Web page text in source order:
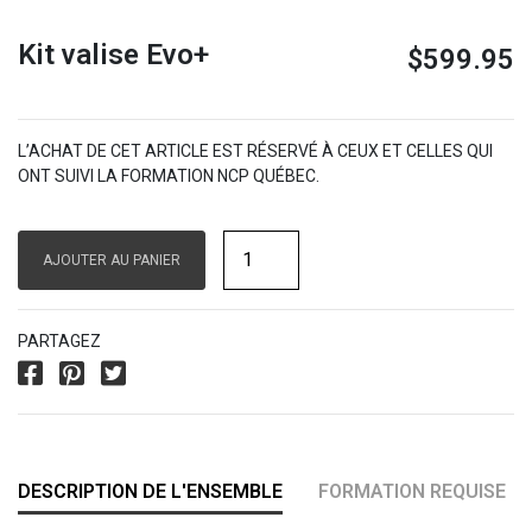
Kit valise Evo+ $599.95
L’ACHAT DE CET ARTICLE EST RÉSERVÉ À CEUX ET CELLES QUI
ONT SUIVI LA FORMATION NCP QUÉBEC.
AJOUTER AU PANIER
PARTAGEZ
DESCRIPTION DE L'ENSEMBLE FORMATION REQUISE